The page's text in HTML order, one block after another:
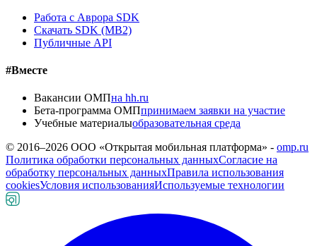
Работа с Аврора SDK
Скачать SDK (MB2)
Публичные API
#Вместе
Вакансии ОМПна hh.ru
Бета-программа ОМПпринимаем заявки на участие
Учебные материалыобразовательная среда
© 2016–2026 ООО «Открытая мобильная платформа» - omp.ru
Политика обработки персональных данныхСогласие на
обработку персональных данныхПравила использования
cookiesУсловия использованияИспользуемые технологии